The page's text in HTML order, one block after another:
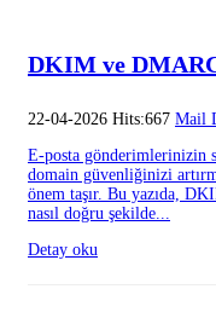
DKIM ve
22-04-2026 Hits:667 Mail
E-posta gönderimlerinizin
domain güvenliğinizi
önem taşır. Bu yazıda,
nasıl doğru şekilde...
Detay oku